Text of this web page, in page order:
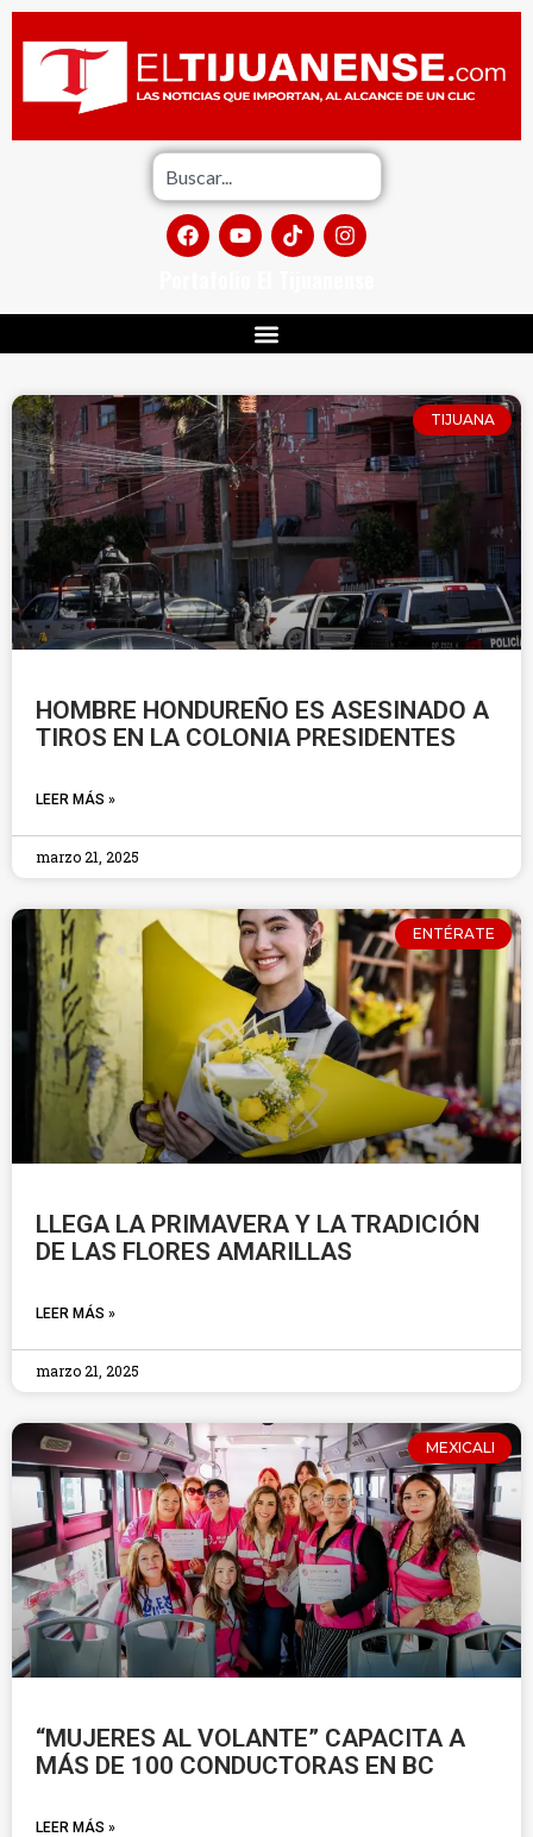
TIJUANA
HOMBRE HONDUREÑO ES ASESINADO A
TIROS EN LA COLONIA PRESIDENTES
LEER MÁS »
marzo 21, 2025
ENTÉRATE
LLEGA LA PRIMAVERA Y LA TRADICIÓN
DE LAS FLORES AMARILLAS
LEER MÁS »
marzo 21, 2025
MEXICALI
“MUJERES AL VOLANTE” CAPACITA A
MÁS DE 100 CONDUCTORAS EN BC
LEER MÁS »